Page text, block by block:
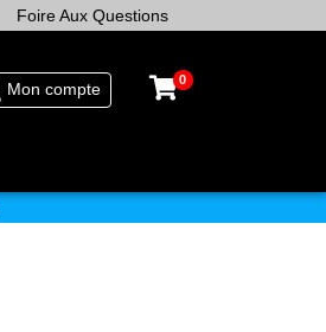
Foire Aux Questions
Mon compte 0